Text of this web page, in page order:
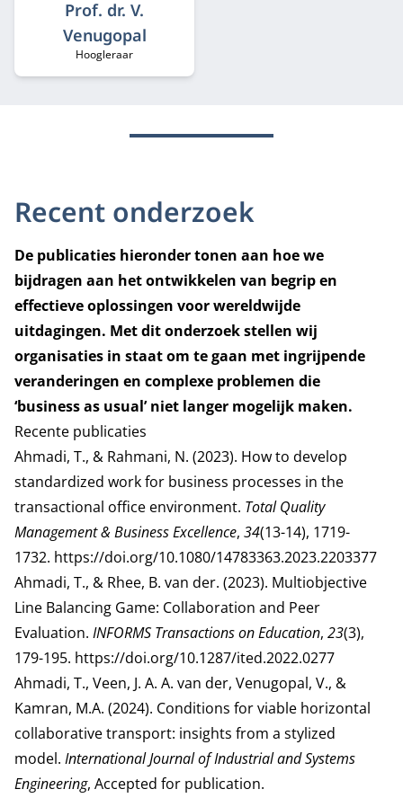
Prof. dr. V.
Venugopal
Functietitel:
Hoogleraar
Recent onderzoek
De publicaties hieronder tonen aan hoe we
bijdragen aan het ontwikkelen van begrip en
effectieve oplossingen voor wereldwijde
uitdagingen. Met dit onderzoek stellen wij
organisaties in staat om te gaan met ingrijpende
veranderingen en complexe problemen die
‘business as usual’ niet langer mogelijk maken.
Recente publicaties
Ahmadi, T., & Rahmani, N. (2023). How to develop
standardized work for business processes in the
transactional office environment. Total Quality
Management & Business Excellence, 34(13-14), 1719-
1732. https://doi.org/10.1080/14783363.2023.2203377
Ahmadi, T., & Rhee, B. van der. (2023). Multiobjective
Line Balancing Game: Collaboration and Peer
Evaluation. INFORMS Transactions on Education, 23(3),
179-195. https://doi.org/10.1287/ited.2022.0277
Ahmadi, T., Veen, J. A. A. van der, Venugopal, V., &
Kamran, M.A. (2024). Conditions for viable horizontal
collaborative transport: insights from a stylized
model. International Journal of Industrial and Systems
Engineering, Accepted for publication.